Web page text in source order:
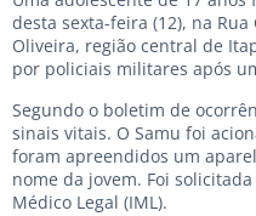
desta sexta-feira (12), na
Oliveira, região central de
por policiais militares após
Segundo o boletim de
sinais vitais. O Samu foi
foram apreendidos um
nome da jovem. Foi
Médico Legal (IML).